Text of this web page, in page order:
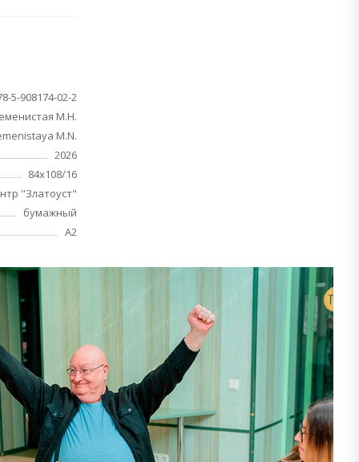
5-908174-02-2
М.Н.
M.N.
2026
84х108/16
"Златоуст"
бумажный
A2